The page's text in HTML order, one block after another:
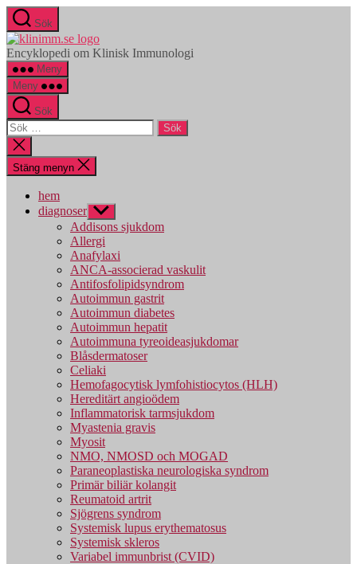
Hoppa
till
innehåll
Sök
klinimm.se
Encyklopedi om Klinisk Immunologi
Meny
Meny
Sök
Sök
efter:
Stäng
sökningen
Stäng menyn
hem
diagnoser Visa
undermeny
Addisons sjukdom
Allergi
Anafylaxi
ANCA-associerad vaskulit
Antifosfolipidsyndrom
Autoimmun gastrit
Autoimmun diabetes
Autoimmun hepatit
Autoimmuna tyreoideasjukdomar
Blåsdermatoser
Celiaki
Hemofagocytisk lymfohistiocytos (HLH)
Hereditärt angioödem
Inflammatorisk tarmsjukdom
Myastenia gravis
Myosit
NMO, NMOSD och MOGAD
Paraneoplastiska neurologiska syndrom
Primär biliär kolangit
Reumatoid artrit
Sjögrens syndrom
Systemisk lupus erythematosus
Systemisk skleros
Variabel immunbrist (CVID)